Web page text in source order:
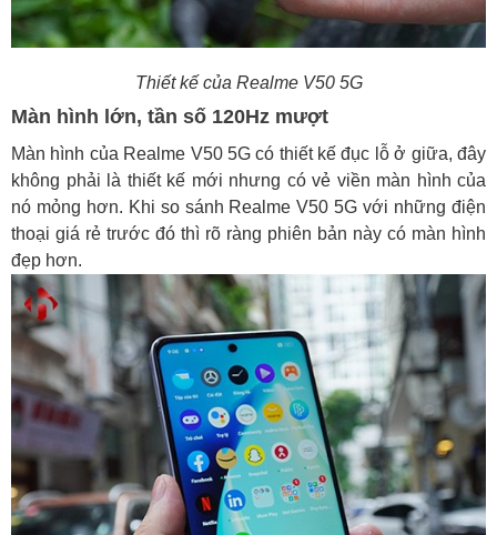
Thiết kế của Realme V50 5G
Màn hình lớn, tần số 120Hz mượt
Màn hình của Realme V50 5G có thiết kế đục lỗ ở giữa, đây
không phải là thiết kế mới nhưng có vẻ viền màn hình của
nó mỏng hơn. Khi so sánh Realme V50 5G với những điện
thoại giá rẻ trước đó thì rõ ràng phiên bản này có màn hình
đẹp hơn.